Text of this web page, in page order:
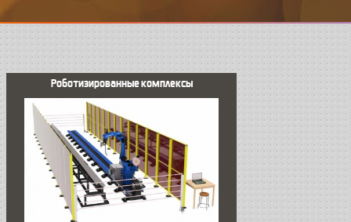
Роботизированные комплексы